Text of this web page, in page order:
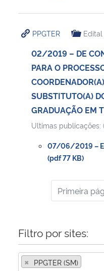
PPGTER Edital
02/2019 – DE
PARA O
SUBSTITUTO(A)
GRADUAÇÃO EM
Ultimas publicações:
07/06/2019 –
(pdf 77 KB)
Primeira
Filtro por sites:
× PPGTER (SM)